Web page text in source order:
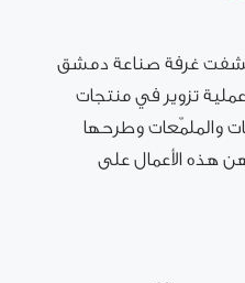
كشفت غرفة صناعة دمشق
تزوير في منتجات
والملمّعات وطرحها
هذه الأعمال على